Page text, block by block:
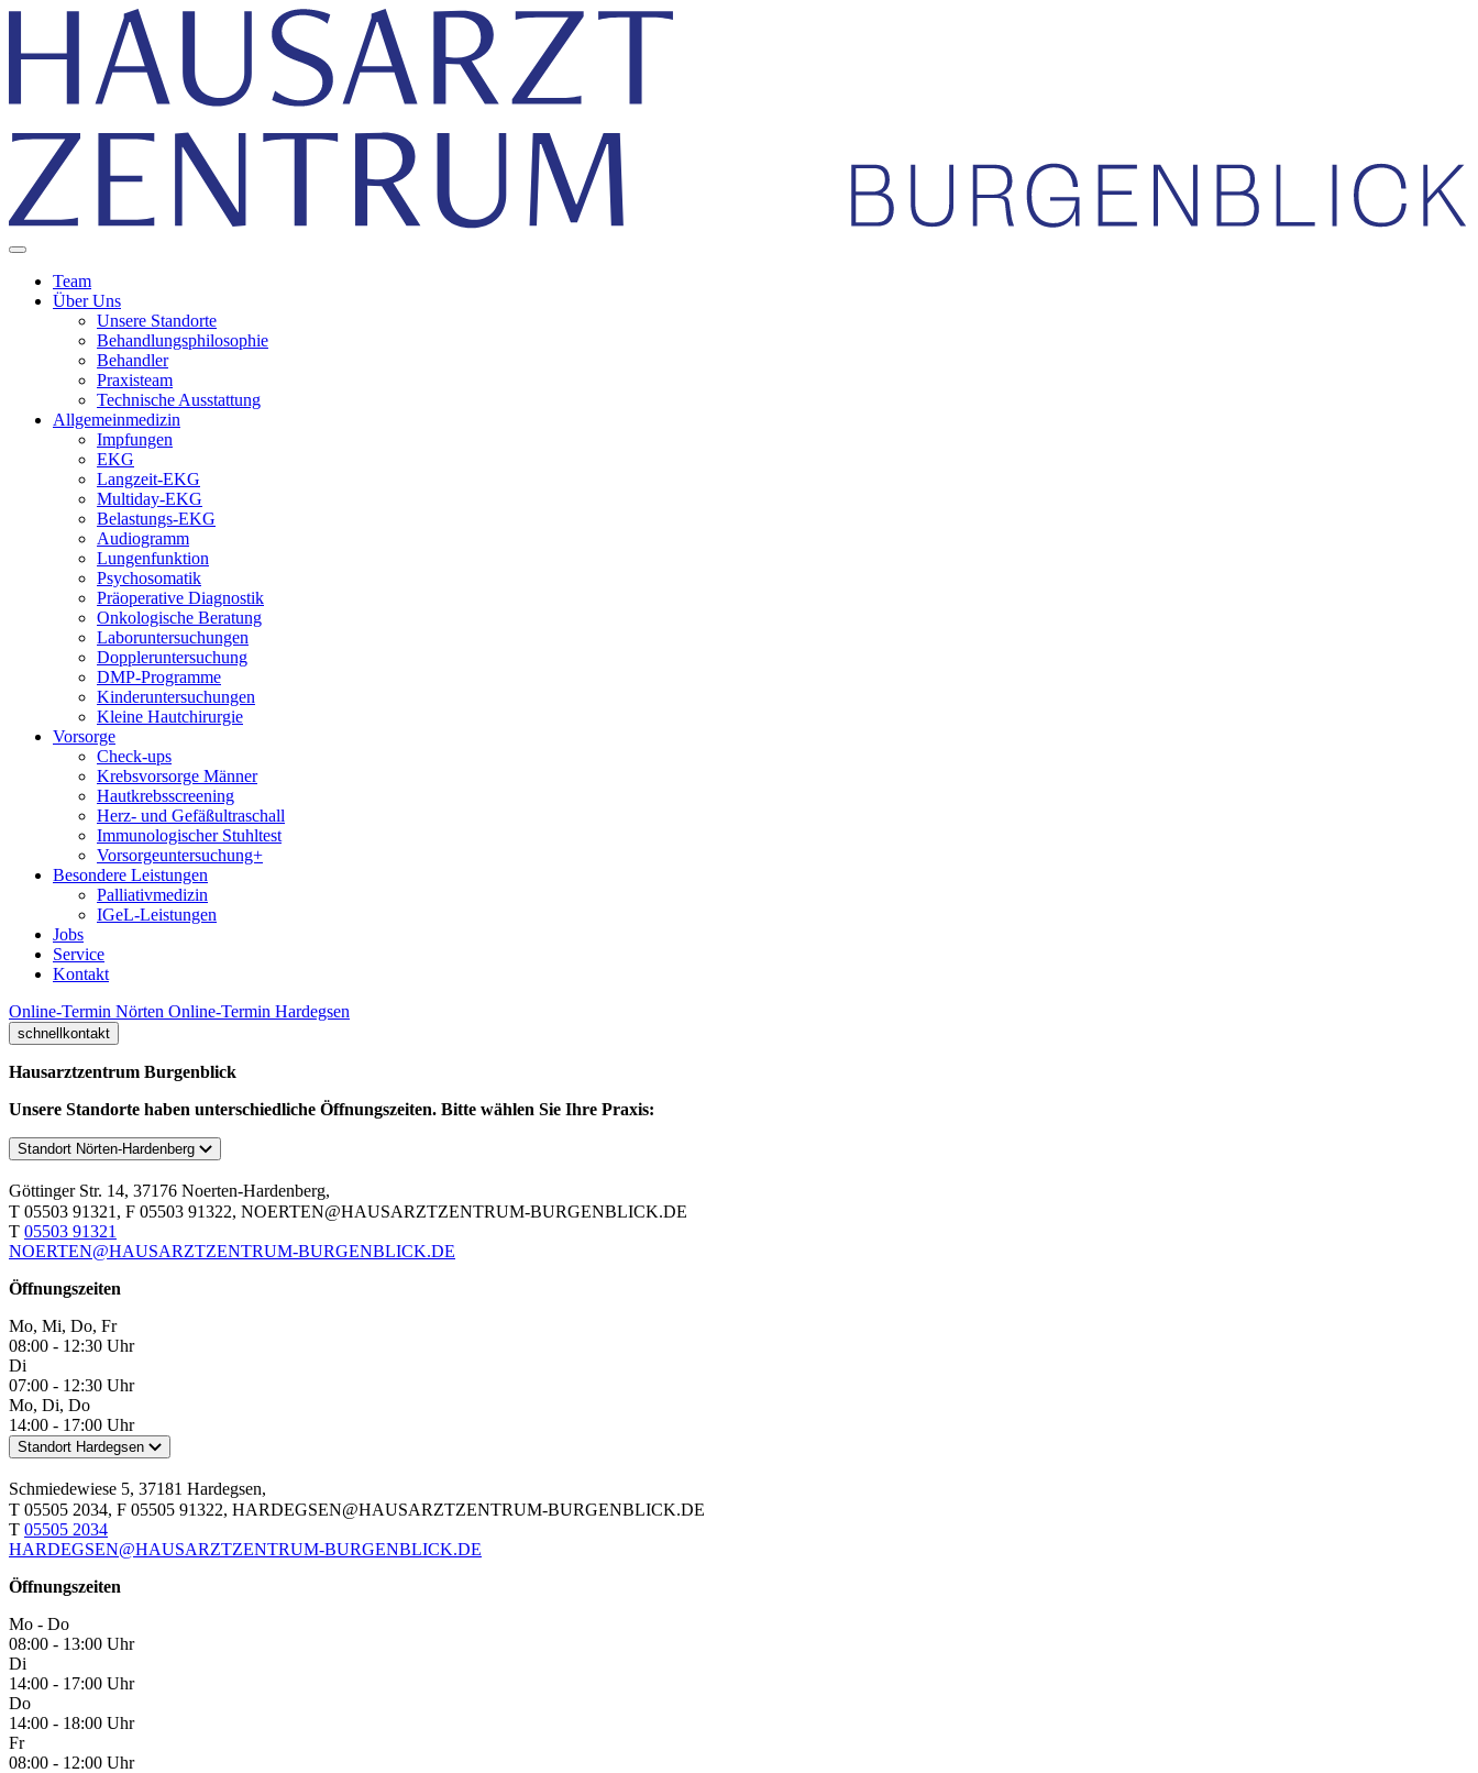
Team
Über Uns
Unsere Standorte
Behandlungsphilosophie
Behandler
Praxisteam
Technische Ausstattung
Allgemeinmedizin
Impfungen
EKG
Langzeit-EKG
Multiday-EKG
Belastungs-EKG
Audiogramm
Lungenfunktion
Psychosomatik
Präoperative Diagnostik
Onkologische Beratung
Laboruntersuchungen
Doppleruntersuchung
DMP-Programme
Kinderuntersuchungen
Kleine Hautchirurgie
Vorsorge
Check-ups
Krebsvorsorge Männer
Hautkrebsscreening
Herz- und Gefäßultraschall
Immunologischer Stuhltest
Vorsorgeuntersuchung+
Besondere Leistungen
Palliativmedizin
IGeL-Leistungen
Jobs
Service
Kontakt
Online-Termin Nörten Online-Termin Hardegsen
schnellkontakt
Hausarztzentrum Burgenblick
Unsere Standorte haben unterschiedliche Öffnungszeiten. Bitte wählen Sie Ihre Praxis:
Standort Nörten-Hardenberg
Göttinger Str. 14, 37176 Noerten-Hardenberg,
T 05503 91321, F 05503 91322, NOERTEN@HAUSARZTZENTRUM-BURGENBLICK.DE
T 05503 91321
NOERTEN@HAUSARZTZENTRUM-BURGENBLICK.DE
Öffnungszeiten
Mo, Mi, Do, Fr
08:00 - 12:30 Uhr
Di
07:00 - 12:30 Uhr
Mo, Di, Do
14:00 - 17:00 Uhr
Standort Hardegsen
Schmiedewiese 5, 37181 Hardegsen,
T 05505 2034, F 05505 91322, HARDEGSEN@HAUSARZTZENTRUM-BURGENBLICK.DE
T 05505 2034
HARDEGSEN@HAUSARZTZENTRUM-BURGENBLICK.DE
Öffnungszeiten
Mo - Do
08:00 - 13:00 Uhr
Di
14:00 - 17:00 Uhr
Do
14:00 - 18:00 Uhr
Fr
08:00 - 12:00 Uhr